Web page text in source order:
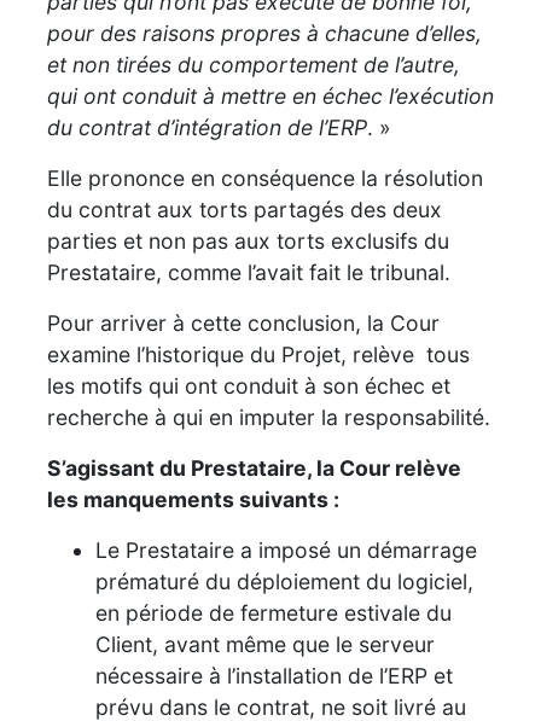
pour des raisons propres à chacune d’elles,
et non tirées du comportement de l’autre,
qui ont conduit à mettre en échec l’exécution
du contrat d’intégration de l’ERP. »
Elle prononce en conséquence la résolution
du contrat aux torts partagés des deux
parties et non pas aux torts exclusifs du
Prestataire, comme l’avait fait le tribunal.
Pour arriver à cette conclusion, la Cour
examine l’historique du Projet, relève tous
les motifs qui ont conduit à son échec et
recherche à qui en imputer la responsabilité.
S’agissant du Prestataire, la Cour relève
les manquements suivants :
Le Prestataire a imposé un démarrage
prématuré du déploiement du logiciel,
en période de fermeture estivale du
Client, avant même que le serveur
nécessaire à l’installation de l’ERP et
prévu dans le contrat, ne soit livré au